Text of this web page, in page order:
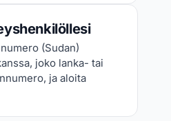
(Sudan)
joko lanka- tai
ja aloita